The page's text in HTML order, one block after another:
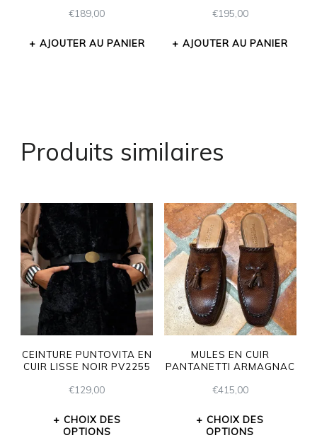
€189,00
AJOUTER AU PANIER
€195,00
AJOUTER AU PANIER
Produits similaires
CEINTURE PUNTOVITA EN
CUIR LISSE NOIR PV2255
€129,00
CHOIX DES
OPTIONS
MULES EN CUIR
PANTANETTI ARMAGNAC
€415,00
CHOIX DES
OPTIONS